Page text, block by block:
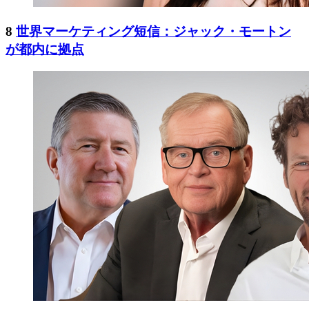
8 世界マーケティング短信：ジャック・モートン
が都内に拠点